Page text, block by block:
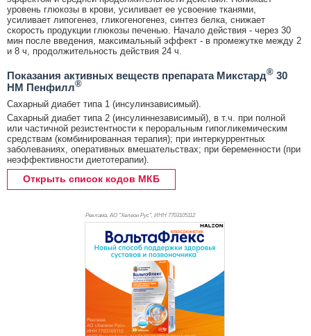
уровень глюкозы в крови, усиливает ее усвоение тканями,
усиливает липогенез, гликогеногенез, синтез белка, снижает
скорость продукции глюкозы печенью. Начало действия - через 30
мин после введения, максимальный эффект - в промежутке между 2
и 8 ч, продолжительность действия 24 ч.
Показания активных веществ препарата Микстард® 30
НМ Пенфилл®
Сахарный диабет типа 1 (инсулинзависимый).
Сахарный диабет типа 2 (инсулиннезависимый), в т.ч. при полной
или частичной резистентности к пероральным гипогликемическим
средствам (комбинированная терапия); при интеркуррентных
заболеваниях, оперативных вмешательствах; при беременности (при
неэффективности диетотерапии).
Открыть список кодов МКБ
Реклама. АО "Хелеон Рус", ИНН 7703105112